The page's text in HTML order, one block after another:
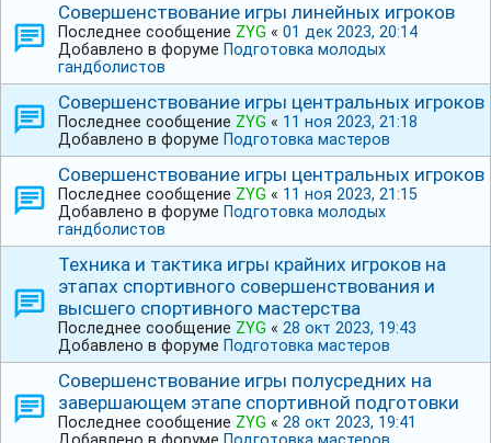
Совершенствование игры линейных игроков
Последнее сообщение ZYG « 01 дек 2023, 20:14
Добавлено в форуме Подготовка молодых
гандболистов
Совершенствование игры центральных игроков
Последнее сообщение ZYG « 11 ноя 2023, 21:18
Добавлено в форуме Подготовка мастеров
Совершенствование игры центральных игроков
Последнее сообщение ZYG « 11 ноя 2023, 21:15
Добавлено в форуме Подготовка молодых
гандболистов
Техника и тактика игры крайних игроков на
этапах спортивного совершенствования и
высшего спортивного мастерства
Последнее сообщение ZYG « 28 окт 2023, 19:43
Добавлено в форуме Подготовка мастеров
Совершенствование игры полусредних на
завершающем этапе спортивной подготовки
Последнее сообщение ZYG « 28 окт 2023, 19:41